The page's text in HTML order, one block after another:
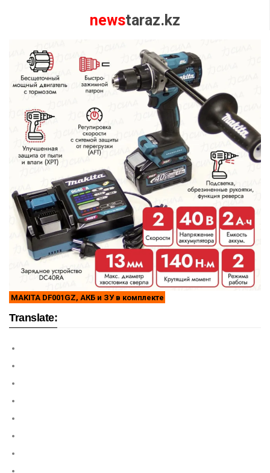
newstaraz.kz
MAKITA DF001GZ, АКБ и ЗУ в комплекте
Translate: